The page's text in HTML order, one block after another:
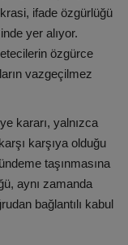
ifade özgürlüğü
yer alıyor.
özgürce
vazgeçilmez
kararı, yalnızca
karşıya olduğu
taşınmasına
aynı zamanda
bağlantılı kabul